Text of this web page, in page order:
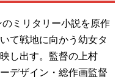
ミリタリー小説を原作
て戦地に向かう幼女タ
し出す。監督の上村
デザイン・総作画監督